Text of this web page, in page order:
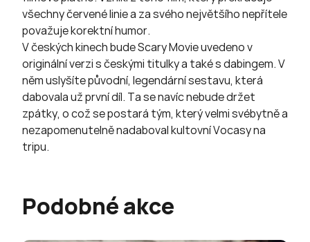
všechny červené linie a za svého největšího nepřítele
považuje korektní humor.
V českých kinech bude Scary Movie uvedeno v
originální verzi s českými titulky a také s dabingem. V
něm uslyšíte původní, legendární sestavu, která
dabovala už první díl. Ta se navíc nebude držet
zpátky, o což se postará tým, který velmi svébytně a
nezapomenutelně nadaboval kultovní Vocasy na
tripu.
Podobné akce